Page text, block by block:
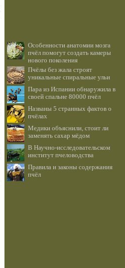
Особенности анатомии мозга
пчёл помогут создать камеры
нового поколения
Пчёлы без жала строят
уникальные спиральные ульи
Пара из Испании обнаружила в
своей спальне 80000 пчёл
Названы 5 странных фактов о
пчёлах
Медики объяснили, стоит ли
заменять сахар мёдом
В Научно-исследовательском
институт пчеловодства
Правила и законы содержания
пчёл